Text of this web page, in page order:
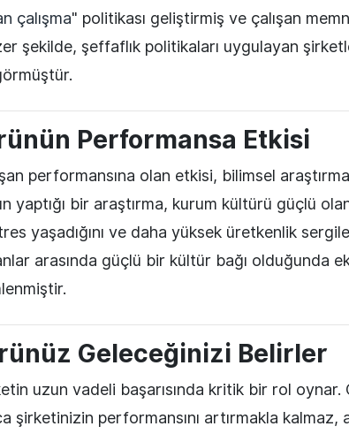
çalışma" politikası geliştirmiş ve çalışan
şekilde, şeffaflık politikaları uygulayan
Performansa Etkisi
performansına olan etkisi, bilimsel
yaptığı bir araştırma, kurum kültürü güçlü
yaşadığını ve daha yüksek üretkenlik
arasında güçlü bir kültür bağı olduğunda
Geleceğinizi Belirler
uzun vadeli başarısında kritik bir rol oynar.
şirketinizin performansını artırmakla kalmaz,